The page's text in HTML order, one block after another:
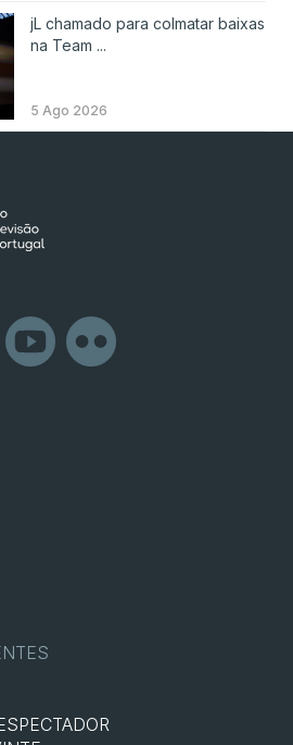
jL chamado para colmatar baixas
na Team ...
5 Ago 2026